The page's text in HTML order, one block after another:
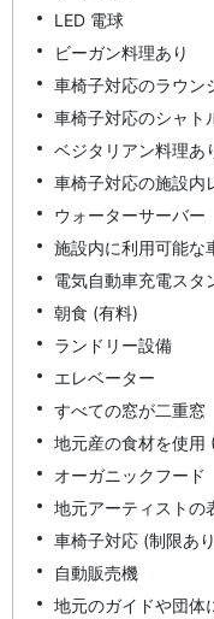
LED 電球
ビーガン料理あり
車椅子対応のラウン
車椅子対応のシャト
ベジタリアン料理あ
車椅子対応の施設内
ウォーターサーバー
施設内に利用可能な
電気自動車充電スタ
朝食 (有料)
ランドリー設備
エレベーター
すべての窓が二重窓
地元産の食材を使用
オーガニックフード
地元アーティストの
車椅子対応 (制限あ
自動販売機
地元のガイドや団体